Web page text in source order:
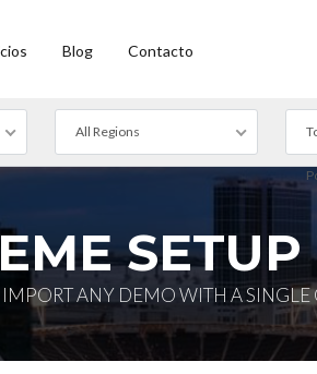
Blog Contacto
All Regions
IMPORT ANY DEMO WITH A SINGLE